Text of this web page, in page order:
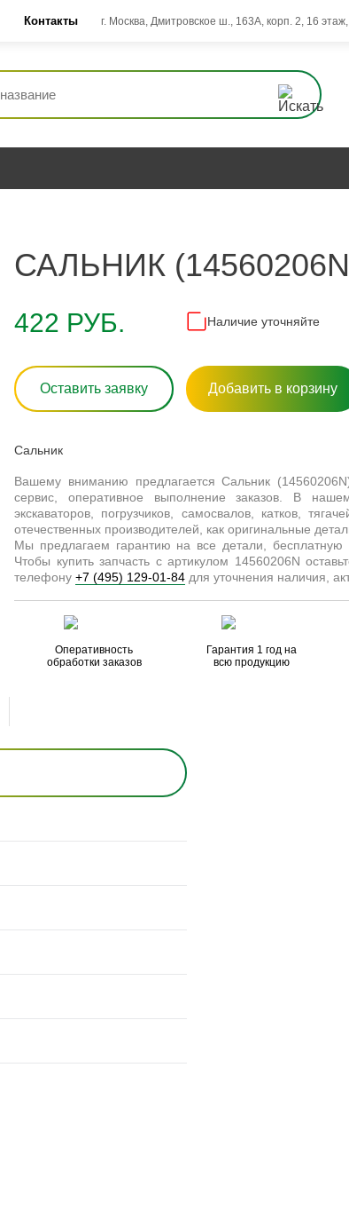
Контакты г. Москва, Дмитровское ш., 163А, корп. 2, 16
САЛЬНИК
422 РУБ. Наличие уточняйте
Оставить заявку Добавить в корзину
Сальник
Вашему вниманию предлагается Сальник
сервис, оперативное выполнение заказов. В
экскаваторов, погрузчиков, самосвалов, катков,
отечественных производителей, как оригинальные
Мы предлагаем гарантию на все детали,
Чтобы купить запчасть с артикулом 14560206N
телефону +7 (495) 129-01-84 для уточнения наличия,
Оперативность
обработки заказов
Гарантия 1 год на
всю продукцию